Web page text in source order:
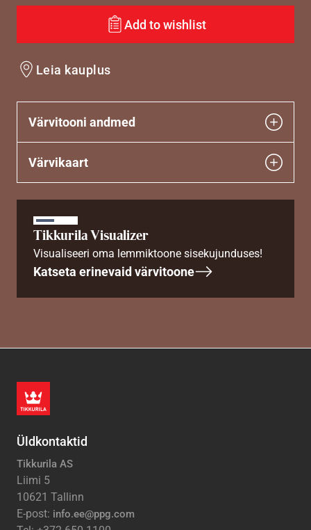
Add to wishlist
Leia kauplus
Värvitooni andmed
Värvikaart
Tikkurila Visualizer
Visualiseeri oma lemmiktoone sisekujunduses!
Katseta erinevaid värvitoone
Üldkontaktid
Tikkurila AS
Liimi 5
10621 Tallinn
E-post: info.ee@ppg.com